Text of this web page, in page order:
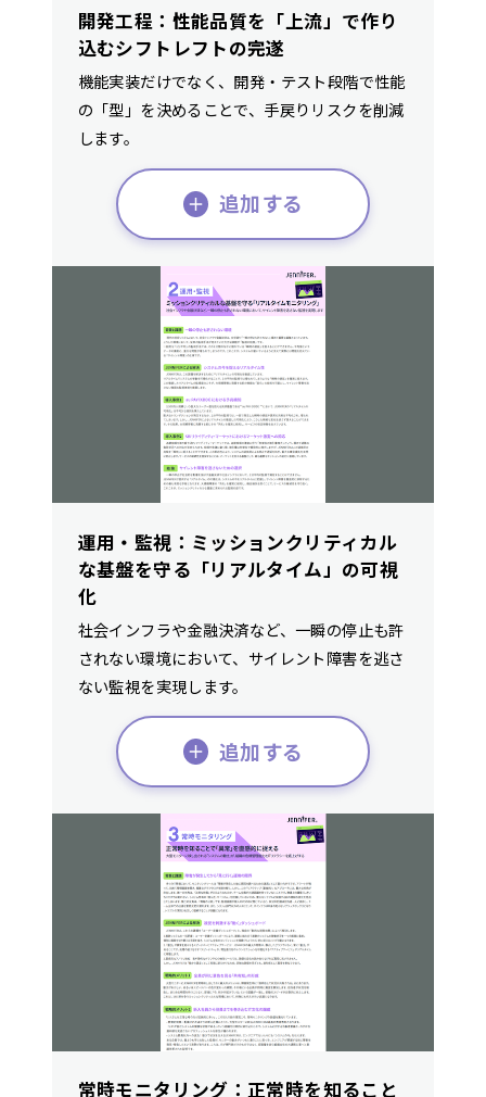
開発工程：性能品質を「上流」で作り
込むシフトレフトの完遂
機能実装だけでなく、開発・テスト段階で性能
の「型」を決めることで、手戻りリスクを削減
します。
追加する
運用・監視：ミッションクリティカル
な基盤を守る「リアルタイム」の可視
化
社会インフラや金融決済など、一瞬の停止も許
されない環境において、サイレント障害を逃さ
ない監視を実現します。
追加する
常時モニタリング：正常時を知ること